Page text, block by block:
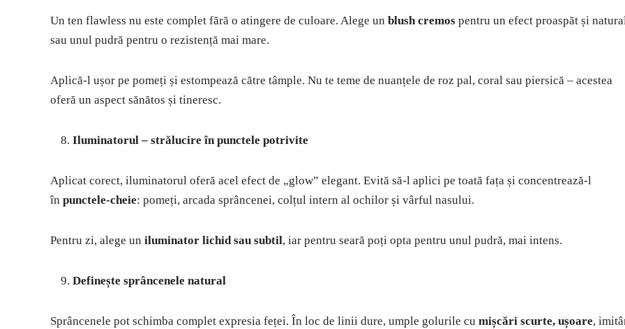
Un ten flawless nu este complet fără o atingere de culoare. Alege un blush cremos pentru un efect proaspăt și
sau unul pudră pentru o rezistență mai mare.
Aplică-l ușor pe pomeți și estompează către tâmple. Nu te teme de nuanțele de roz pal, coral sau piersică – acestea
oferă un aspect sănătos și tineresc.
Iluminatorul – strălucire în punctele potrivite
Aplicat corect, iluminatorul oferă acel efect de „glow” elegant. Evită să-l aplici pe toată fața și concentrează-l
în punctele-cheie: pomeți, arcada sprâncenei, colțul intern al ochilor și vârful nasului.
Pentru zi, alege un iluminator lichid sau subtil, iar pentru seară poți opta pentru unul pudră, mai intens.
Definește sprâncenele natural
Sprâncenele pot schimba complet expresia feței. În loc de linii dure, umple golurile cu mișcări scurte, ușoare,